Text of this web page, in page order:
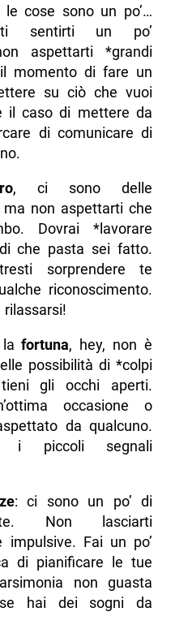
le cose sono un po’…
sentirti un po’
aspettarti *grandi
momento di fare un
su ciò che vuoi
il caso di mettere da
di comunicare di
, ci sono delle
non aspettarti che
Dovrai *lavorare
che pasta sei fatto.
sorprendere te
riconoscimento.
lafortuna, hey, non è
possibilità di *colpi
gli occhi aperti.
occasione o
da qualcuno.
i piccoli segnali
: ci sono un po’ di
Non lasciarti
Fai un po’
di pianificare le tue
non guasta
se hai dei sogni da